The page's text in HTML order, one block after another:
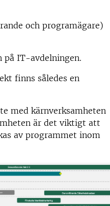
och programägare)
på IT-avdelningen.
finns således en
med kärnverksamheten
är det viktigt att
av programmet inom